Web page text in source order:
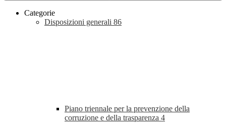
Categorie
Disposizioni generali 86
Piano triennale per la prevenzione della
corruzione e della trasparenza 4